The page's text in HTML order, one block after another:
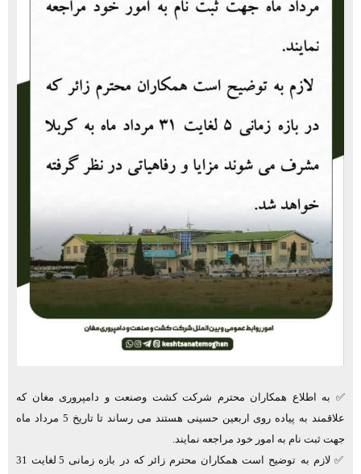
✅ به اطلاع همکاران محترم شرکت کشت وصنعت و دامپروری مغان که
علاقمند به پیاده روی اربعین حسینی هستند می رساند تا تاریخ 5 مرداد ماه
جهت ثبت نام به امور خود مراجعه نمایند.
✅ لازم به توضیح است همکاران محترم زائر که در بازه زمانی 5 لغایت 31